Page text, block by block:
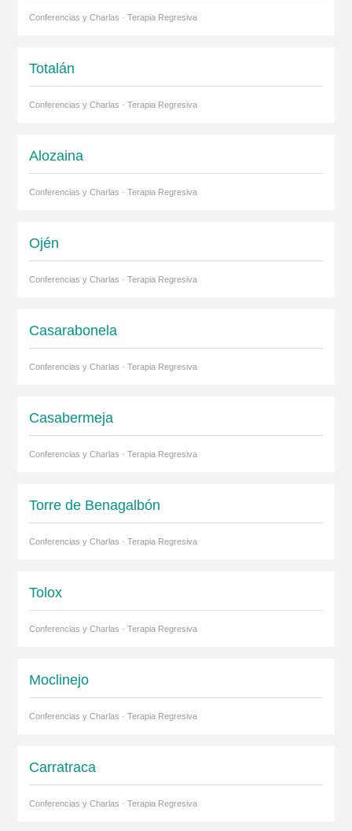
Conferencias y Charlas · Terapia Regresiva
Totalán
Conferencias y Charlas · Terapia Regresiva
Alozaina
Conferencias y Charlas · Terapia Regresiva
Ojén
Conferencias y Charlas · Terapia Regresiva
Casarabonela
Conferencias y Charlas · Terapia Regresiva
Casabermeja
Conferencias y Charlas · Terapia Regresiva
Torre de Benagalbón
Conferencias y Charlas · Terapia Regresiva
Tolox
Conferencias y Charlas · Terapia Regresiva
Moclinejo
Conferencias y Charlas · Terapia Regresiva
Carratraca
Conferencias y Charlas · Terapia Regresiva